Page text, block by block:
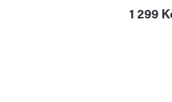
1 299